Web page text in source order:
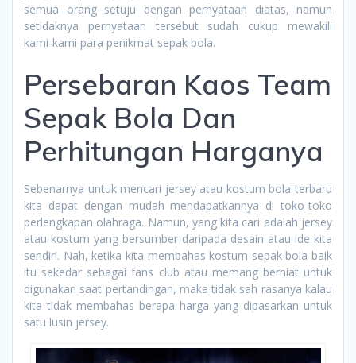
semua orang setuju dengan pernyataan diatas, namun
setidaknya pernyataan tersebut sudah cukup mewakili
kami-kami para penikmat sepak bola.
Persebaran Kaos Team
Sepak Bola Dan
Perhitungan Harganya
Sebenarnya untuk mencari jersey atau kostum bola terbaru
kita dapat dengan mudah mendapatkannya di toko-toko
perlengkapan olahraga. Namun, yang kita cari adalah jersey
atau kostum yang bersumber daripada desain atau ide kita
sendiri. Nah, ketika kita membahas kostum sepak bola baik
itu sekedar sebagai fans club atau memang berniat untuk
digunakan saat pertandingan, maka tidak sah rasanya kalau
kita tidak membahas berapa harga yang dipasarkan untuk
satu lusin jersey.